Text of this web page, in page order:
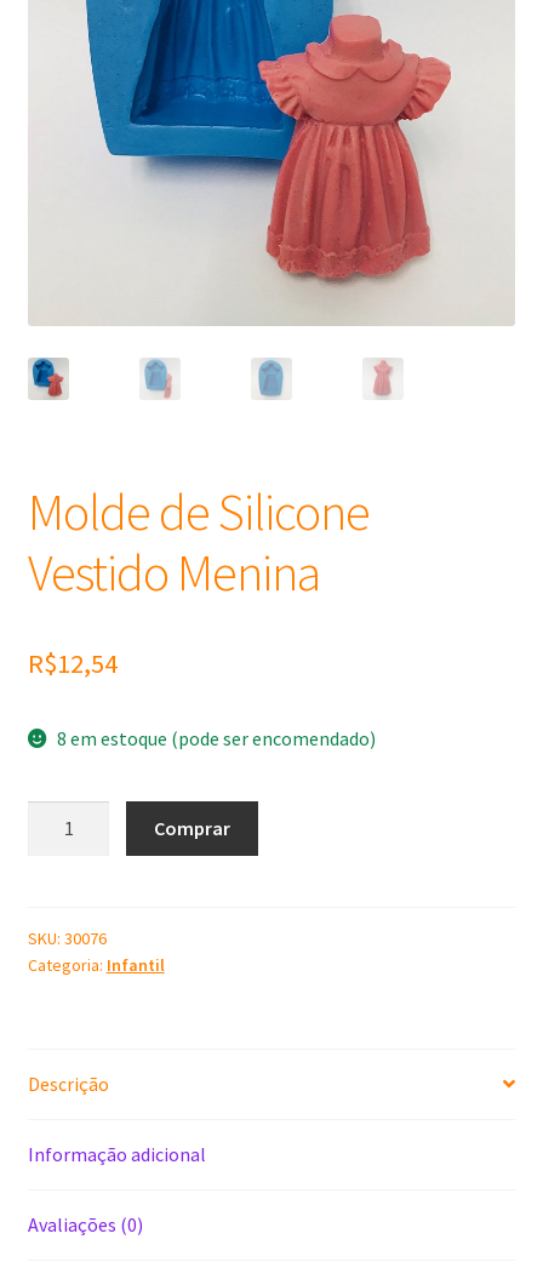
Frascos
Extratos
Óleos
Molde de Silicone
Vestido Menina
R$12,54
8 em estoque (pode ser encomendado)
Menina
quantidade
Comprar
SKU: 30076
Categoria: Infantil
Descrição
Informação adicional
Avaliações (0)